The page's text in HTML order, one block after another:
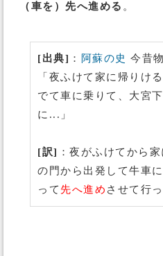
（車を）先へ進める 。
[出典] ： 阿蘇の史 今昔
「夜ふけて家に帰りけ
でて車に乗りて、大宮
に...」
[訳] ：夜がふけてから
の門から出発して牛車
って 先へ進め させて行